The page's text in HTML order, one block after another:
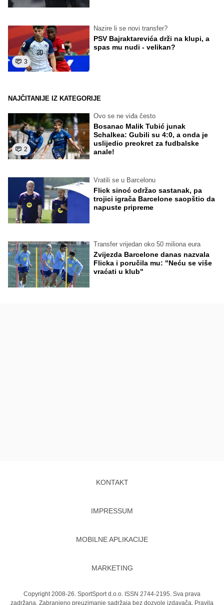
3
Nazire li se novi transfer?
PSV Bajraktarevića drži na klupi, a
spas mu nudi - velikan?
NAJČITANIJE IZ KATEGORIJE
2
Ovo se ne viđa često
Bosanac Malik Tubić junak
Schalkea: Gubili su 4:0, a onda je
uslijedio preokret za fudbalske
anale!
Vratili se u Barcelonu
Flick sinoć održao sastanak, pa
trojici igrača Barcelone saopštio da
napuste pripreme
Transfer vrijedan oko 50 miliona eura
Zvijezda Barcelone danas nazvala
Flicka i poručila mu: "Neću se više
vraćati u klub"
KONTAKT
IMPRESSUM
MOBILNE APLIKACIJE
MARKETING
Copyright 2008-26. SportSport d.o.o. ISSN 2744-2195. Sva prava
zadržana. Zabranjeno preuzimanje sadržaja bez dozvole izdavača. Pravila